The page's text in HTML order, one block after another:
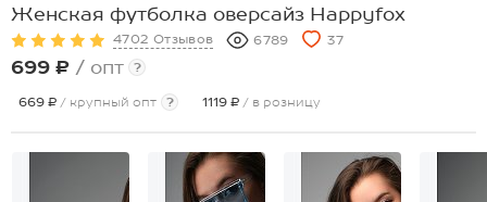
Женская футболка оверсайз Happyfox
4702 Отзывов 6789 37
699 ₽ / опт ?
669 ₽ / крупный опт ? 1119 ₽ / в розницу